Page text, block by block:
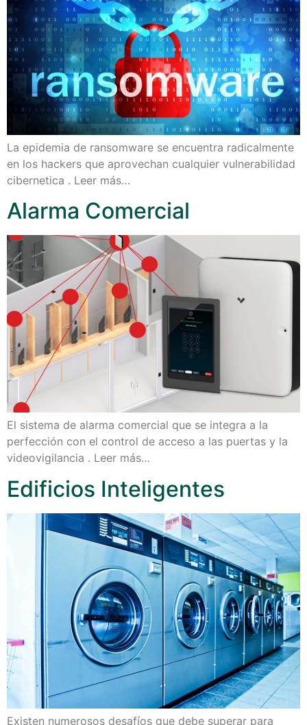
La epidemia de ransomware se encuentra radicalmente
en los hackers que aprovechan cualquier vulnerabilidad
cibernetica . Leer más…
Alarma Comercial
El sistema de alarma comercial que se integra a la
perfección con el control de acceso a las puertas y la
videovigilancia . Leer más…
Edificios Inteligentes
Existen numerosos desafíos que debe superar para